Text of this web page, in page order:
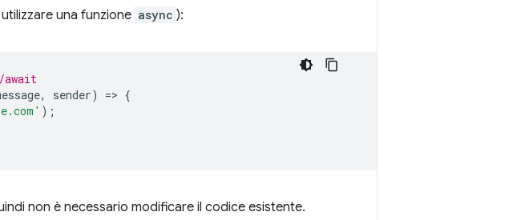
una funzione async ):
, sender) => {
);
non è necessario modificare il codice esistente.